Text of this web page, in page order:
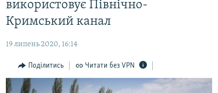
матеріалу
Перейти
до
основної
Перейти
до
пошуку
ВІДЕО ТА ФОТО
БЛОГИ
ПОГЛЯД
ІНТЕРВ'Ю
використовує Північно-
Кримський канал
19 липень 2020, 16:14
Поділитись Читати без VPN